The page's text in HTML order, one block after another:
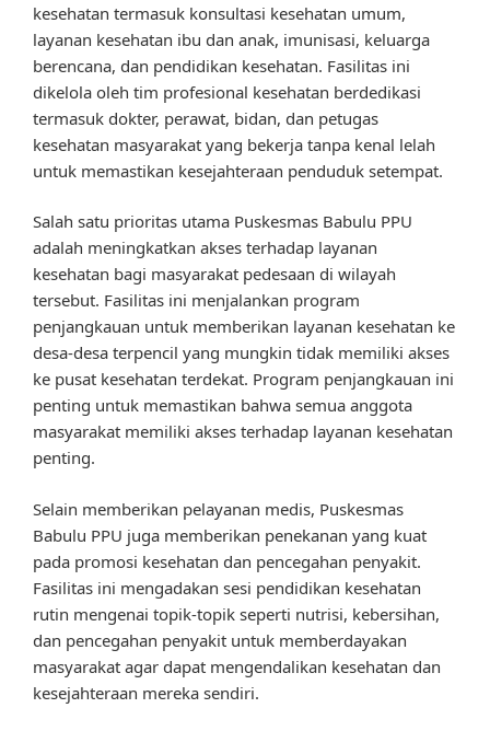
kesehatan termasuk konsultasi kesehatan umum,
layanan kesehatan ibu dan anak, imunisasi, keluarga
berencana, dan pendidikan kesehatan. Fasilitas ini
dikelola oleh tim profesional kesehatan berdedikasi
termasuk dokter, perawat, bidan, dan petugas
kesehatan masyarakat yang bekerja tanpa kenal lelah
untuk memastikan kesejahteraan penduduk setempat.
Salah satu prioritas utama Puskesmas Babulu PPU
adalah meningkatkan akses terhadap layanan
kesehatan bagi masyarakat pedesaan di wilayah
tersebut. Fasilitas ini menjalankan program
penjangkauan untuk memberikan layanan kesehatan ke
desa-desa terpencil yang mungkin tidak memiliki akses
ke pusat kesehatan terdekat. Program penjangkauan ini
penting untuk memastikan bahwa semua anggota
masyarakat memiliki akses terhadap layanan kesehatan
penting.
Selain memberikan pelayanan medis, Puskesmas
Babulu PPU juga memberikan penekanan yang kuat
pada promosi kesehatan dan pencegahan penyakit.
Fasilitas ini mengadakan sesi pendidikan kesehatan
rutin mengenai topik-topik seperti nutrisi, kebersihan,
dan pencegahan penyakit untuk memberdayakan
masyarakat agar dapat mengendalikan kesehatan dan
kesejahteraan mereka sendiri.